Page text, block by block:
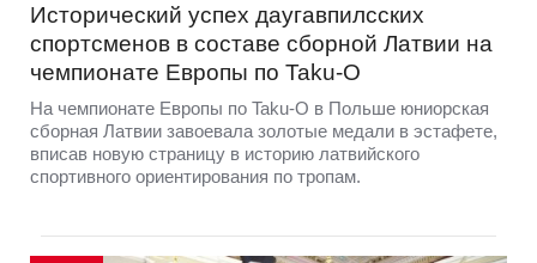
Исторический успех даугавпилсских
спортсменов в составе сборной Латвии на
чемпионате Европы по Taku-O
На чемпионате Европы по Taku-O в Польше юниорская
сборная Латвии завоевала золотые медали в эстафете,
вписав новую страницу в историю латвийского
спортивного ориентирования по тропам.